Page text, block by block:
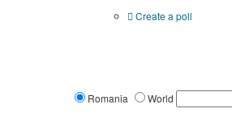
Create a poll
Romania World